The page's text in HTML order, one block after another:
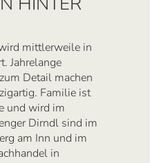
mittlerweile in
Jahrelange
Detail machen
Familie ist
und wird im
Dirndl sind im
am Inn und im
in